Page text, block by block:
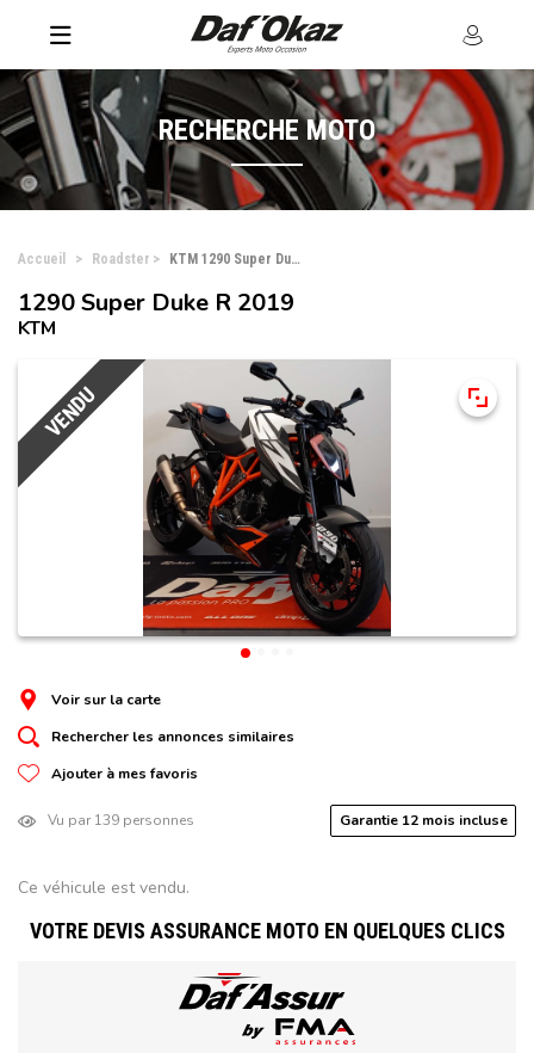
RECHERCHE MOTO
Accueil Roadster KTM 1290 Super Duke R
VENDU
1290 Super Duke R 2019
KTM
Voir sur la carte
Rechercher les annonces similaires
Ajouter à mes favoris
Vu par 139 personnes Garantie 12 mois incluse
Ce véhicule est vendu.
VOTRE DEVIS ASSURANCE MOTO EN QUELQUES CLICS